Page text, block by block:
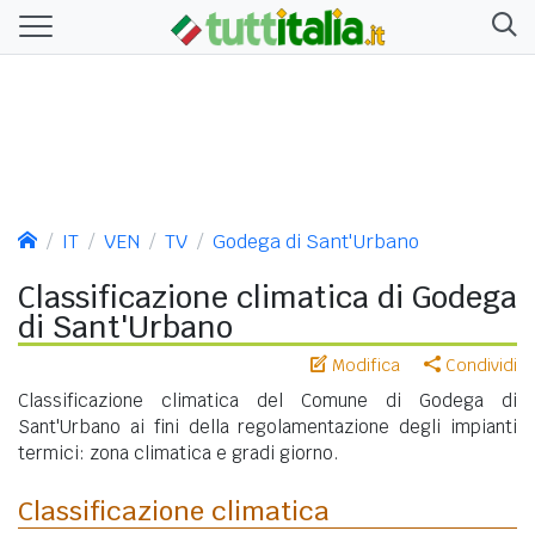
IT VEN TV Godega di Sant'Urbano
Classificazione climatica di Godega
di Sant'Urbano
Modifica Condividi
Classificazione climatica del Comune di Godega di
Sant'Urbano ai fini della regolamentazione degli impianti
termici: zona climatica e gradi giorno.
Classificazione climatica